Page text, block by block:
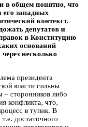
в общем понятно, что
его западных
контекст.
депутатов и
в Конституцию
оснований
через несколько
президента
власти сильны
– сторонников либо
конфликта, что,
в тупик. В
достаточного